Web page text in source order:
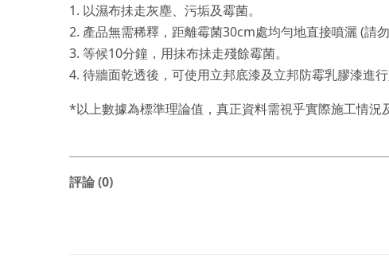
1. 以濕布抺走灰塵、污垢及霉菌。
2. 產品無需稀釋，距離霉菌30cm處均勻地直接噴灑 (請
3. 等候10分鐘，用抺布抺走殘餘霉菌。
4. 待牆面乾透後，可使用立邦底漆及立邦防霉乳膠漆進行
*以上數據為標準理論值，真正資料需視乎實際施工情況
評論 (0)